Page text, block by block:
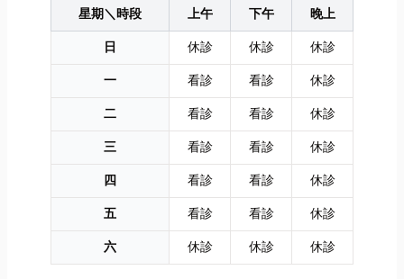
星期＼時段 上午 下午
晚上
日
休診 休診
休診
一
看診 看診
休診
二
看診 看診
休診
三
看診 看診
休診
四
看診 看診
休診
五
看診 看診
休診
六
休診 休診 休診